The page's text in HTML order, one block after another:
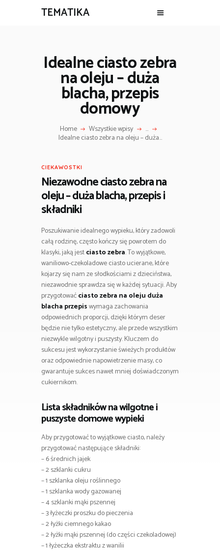
TEMATIKA
Idealne ciasto zebra
na oleju – duża
blacha, przepis
domowy
Home Wszystkie wpisy ...
Idealne ciasto zebra na oleju – duża...
CIEKAWOSTKI
Niezawodne ciasto zebra na
oleju – duża blacha, przepis i
składniki
Poszukiwanie idealnego wypieku, który zadowoli
całą rodzinę, często kończy się powrotem do
klasyki, jaką jestciasto zebra. To wyjątkowe,
waniliowo-czekoladowe ciasto ucierane, które
kojarzy się nam ze słodkościami z dzieciństwa,
niezawodnie sprawdza się w każdej sytuacji. Aby
przygotowaćciasto zebra na oleju duża
blacha przepiswymaga zachowania
odpowiednich proporcji, dzięki którym deser
będzie nie tylko estetyczny, ale przede wszystkim
niezwykle wilgotny i puszysty. Kluczem do
sukcesu jest wykorzystanie świeżych produktów
oraz odpowiednie napowietrzenie masy, co
gwarantuje sukces nawet mniej doświadczonym
cukiernikom.
Lista składników na wilgotne i
puszyste domowe wypieki
Aby przygotować to wyjątkowe ciasto, należy
przygotować następujące składniki:
– 6 średnich jajek
– 2 szklanki cukru
– 1 szklanka oleju roślinnego
– 1 szklanka wody gazowanej
– 4 szklanki mąki pszennej
– 3 łyżeczki proszku do pieczenia
– 2 łyżki ciemnego kakao
– 2 łyżki mąki pszennej (do części czekoladowej)
– 1 łyżeczka ekstraktu z wanilii